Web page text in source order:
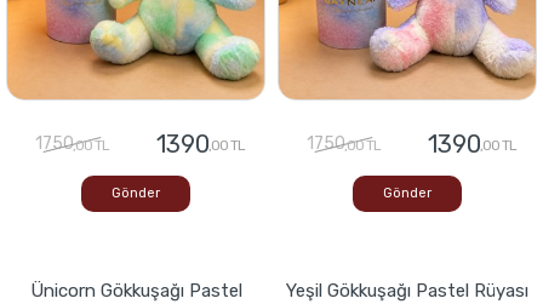
1750,00 TL 1390,00 TL
Gönder
1750,00 TL 1390,00 TL
Gönder
Ünicorn Gökkuşağı Pastel
Yeşil Gökkuşağı Pastel Rüyası